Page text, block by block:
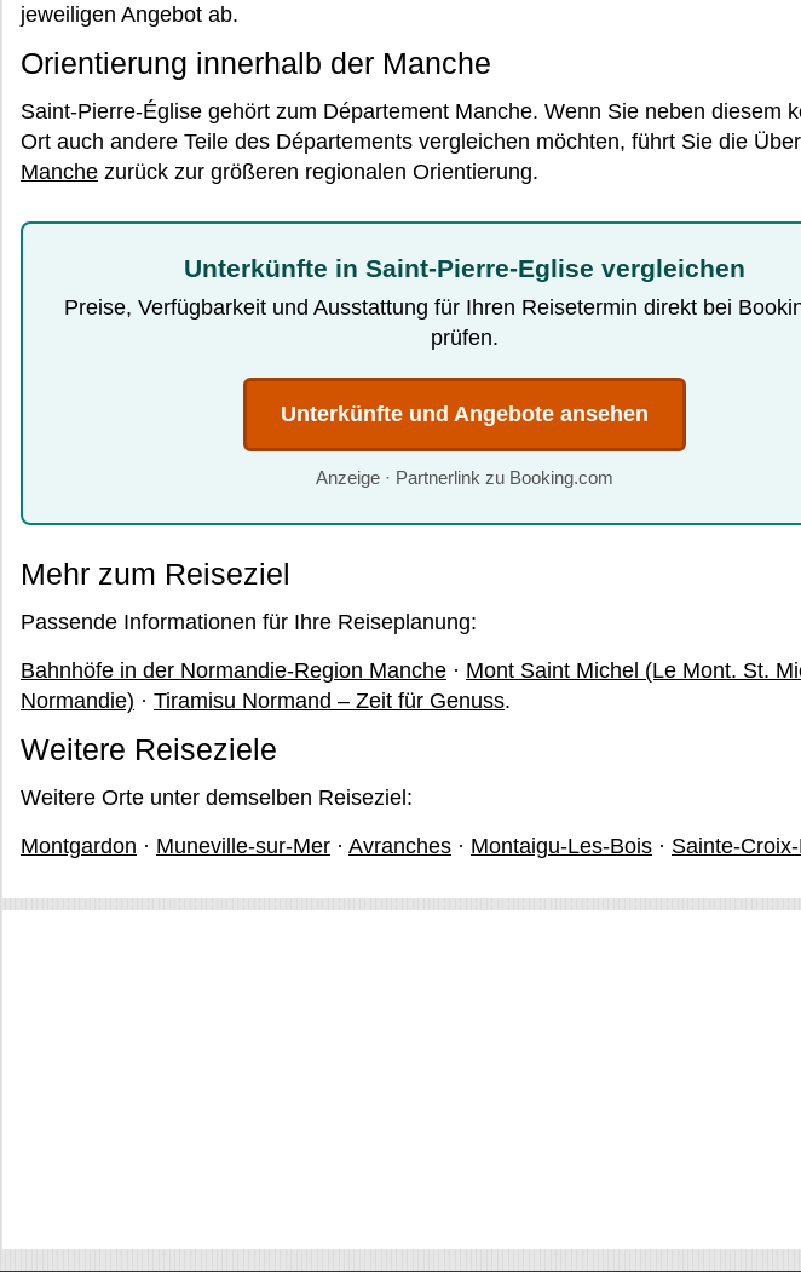
jeweiligen Angebot ab.
Orientierung innerhalb der Manche
Saint-Pierre-Église gehört zum Département Manche. Wenn Sie neben diesem
Ort auch andere Teile des Départements vergleichen möchten, führt Sie die
Manche zurück zur größeren regionalen Orientierung.
Unterkünfte in Saint-Pierre-Eglise vergleichen
Preise, Verfügbarkeit und Ausstattung für Ihren Reisetermin direkt bei
prüfen.
Unterkünfte und Angebote ansehen
Anzeige · Partnerlink zu Booking.com
Mehr zum Reiseziel
Passende Informationen für Ihre Reiseplanung:
Bahnhöfe in der Normandie-Region Manche · Mont Saint Michel (Le Mont. St.
Normandie) · Tiramisu Normand – Zeit für Genuss.
Weitere Reiseziele
Weitere Orte unter demselben Reiseziel:
Montgardon · Muneville-sur-Mer · Avranches · Montaigu-Les-Bois · Sainte-